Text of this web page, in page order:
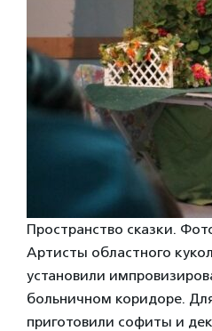
Пространство сказки.
Артисты областного
установили
больничном коридоре.
приготовили софиты и